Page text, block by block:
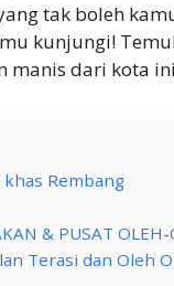
tak boleh
kunjungi!
manis dari kota
Rembang
& PUSAT
Terasi dan Oleh